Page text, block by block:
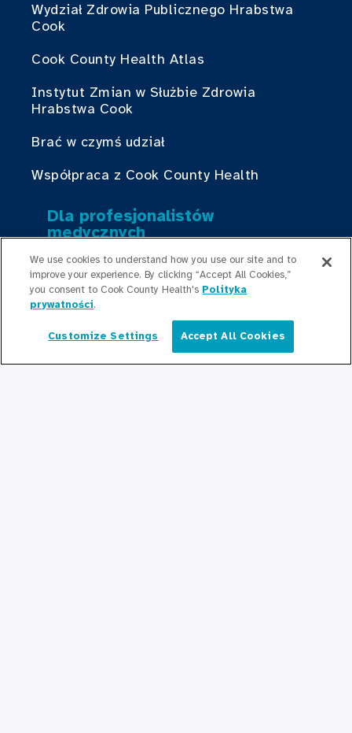
Wydział Zdrowia Publicznego Hrabstwa
Cook
Cook County Health Atlas
Instytut Zmian w Służbie Zdrowia
Hrabstwa Cook
Brać w czymś udział
Współpraca z Cook County Health
Dla profesjonalistów
medycznych
Programy stypendialne
Programy rezydencyjne
Education/Professional EducationPolski
We use cookies to understand how you use our site and to
improve your experience. By clicking “Accept All Cookies,”
you consent to Cook County Health's Polityka
prywatności.
Customize Settings Accept All Cookies